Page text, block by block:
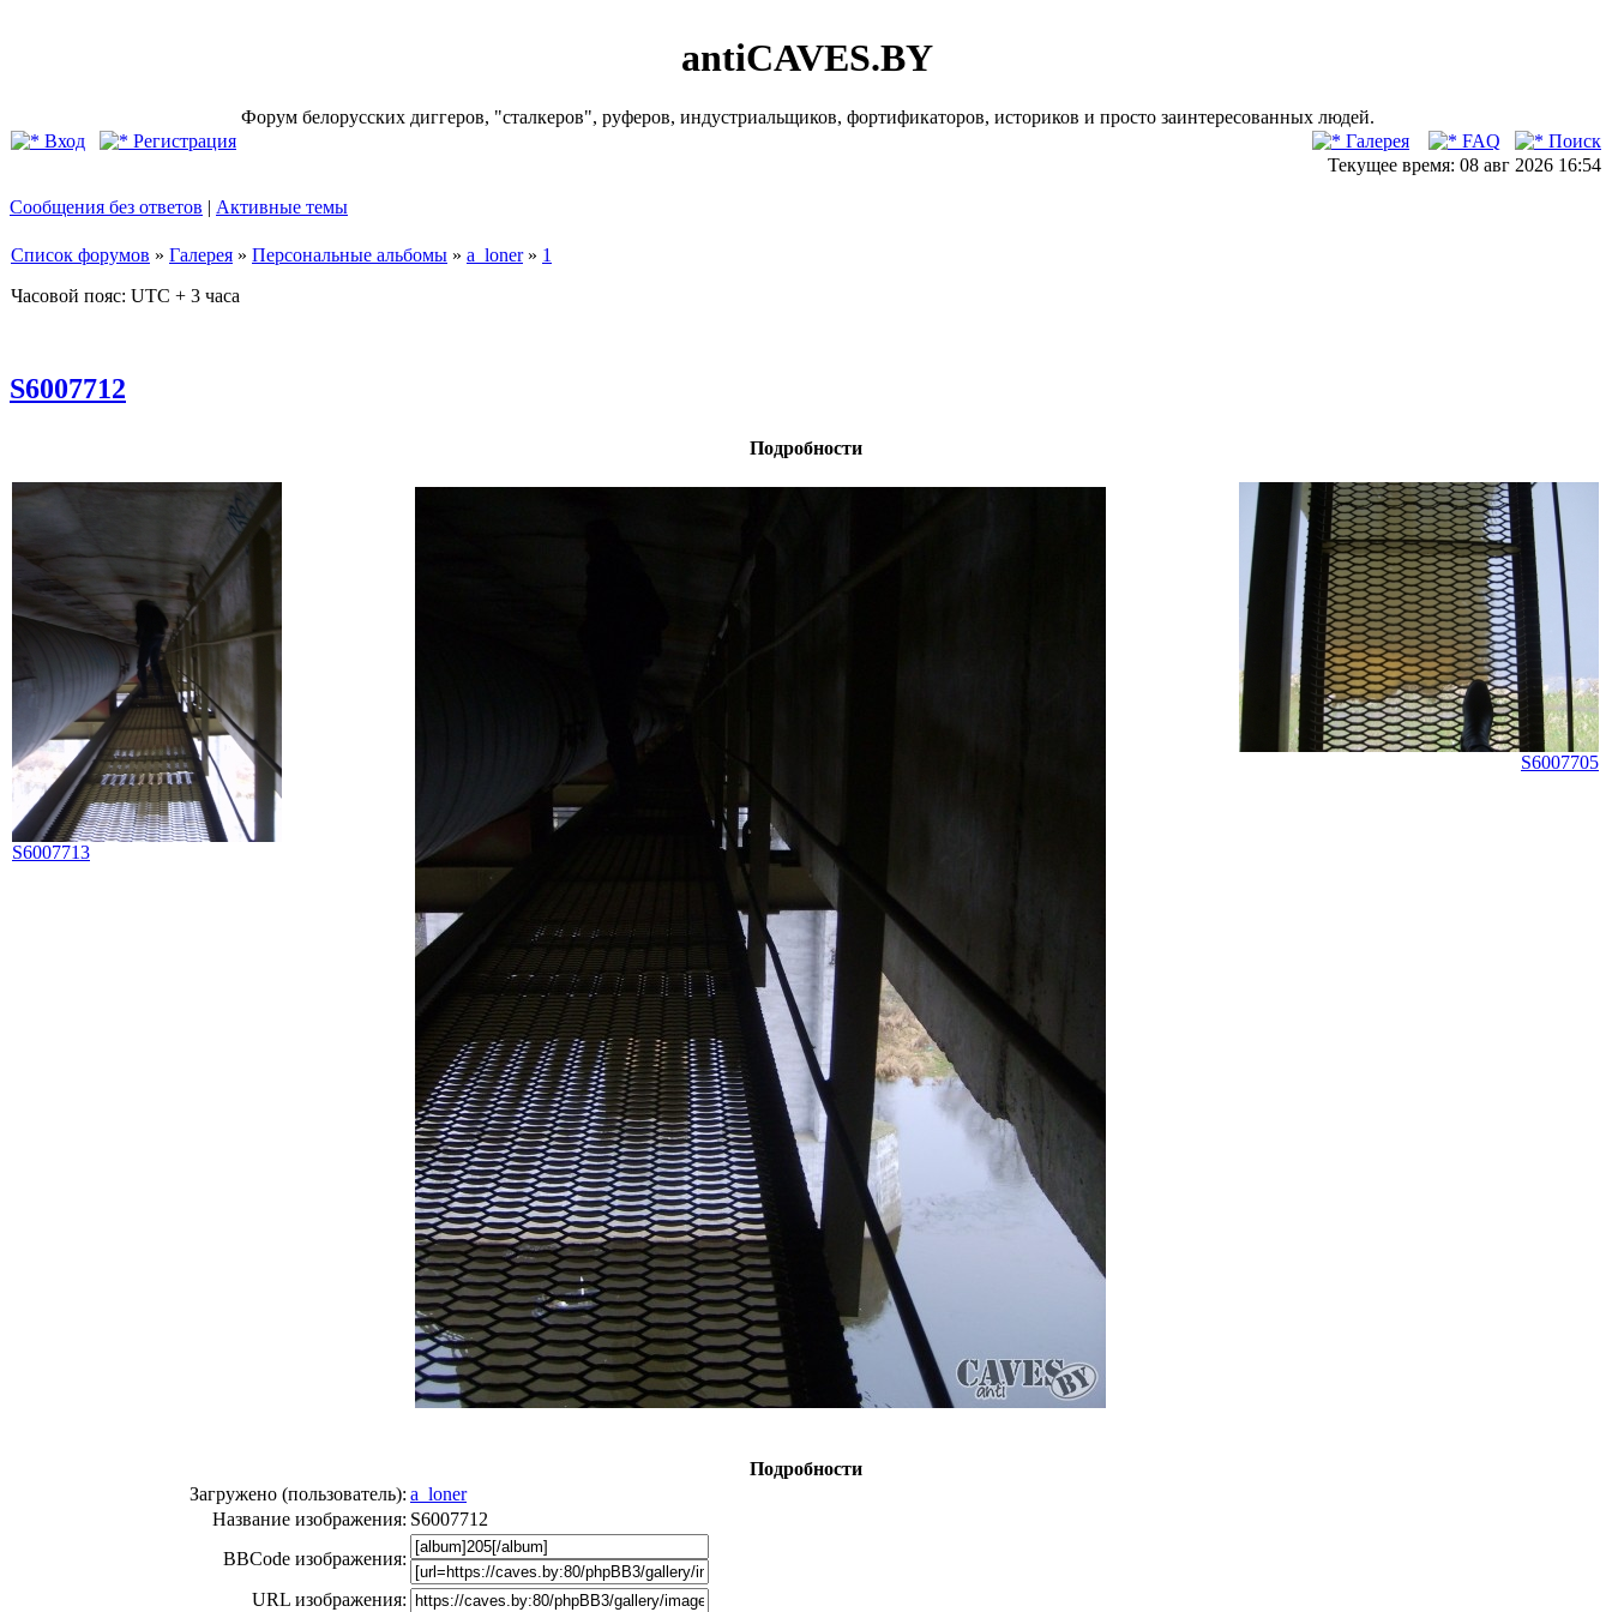
antiCAVES.BY
Форум белорусских диггеров, "сталкеров", руферов, индустриальщиков, фортификаторов, историков и просто заинтересованных людей.
Вход
Регистрация Галерея FAQ
Поиск
Текущее время: 08 авг 2026 16:54
Сообщения без ответов | Активные темы
Список форумов » Галерея » Персональные альбомы » a_loner» 1
Часовой пояс: UTC + 3 часа
S6007712
Подробности
S6007713
S6007705
Подробности
Загружено (пользователь): a_loner
Название изображения: S6007712
BBCode изображения:
URL изображения: